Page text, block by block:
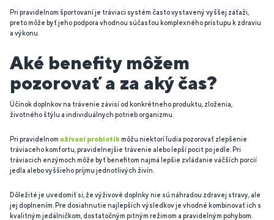
Pri pravidelnom športovaní je tráviaci systém často vystavený vyššej záťaži,
preto môže byť jeho podpora vhodnou súčasťou komplexného prístupu k zdraviu
a výkonu.
Aké benefity môžem
pozorovať a za aký čas?
Účinok doplnkov na trávenie závisí od konkrétneho produktu, zloženia,
životného štýlu a individuálnych potrieb organizmu.
Pri pravidelnom užívaní probiotíkmôžu niektorí ľudia pozorovať zlepšenie
tráviaceho komfortu, pravidelnejšie trávenie alebo lepší pocit po jedle. Pri
tráviacich enzýmoch môže byť benefitom najmä lepšie zvládanie väčších porcií
jedla alebo vyššieho príjmu jednotlivých živín.
Dôležité je uvedomiť si, že výživové doplnky nie sú náhradou zdravej stravy, ale
jej doplnením. Pre dosiahnutie najlepších výsledkov je vhodné kombinovať ich s
kvalitným jedálničkom, dostatočným pitným režimom a pravidelným pohybom.